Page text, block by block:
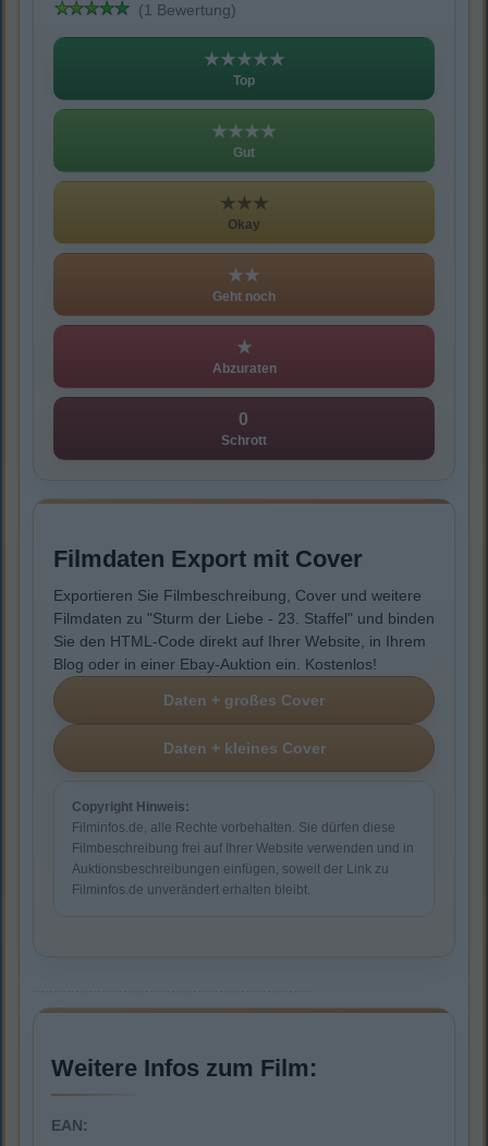
(1 Bewertung)
★★★★★
Top
★★★★
Gut
★★★
Okay
★★
Geht noch
★
Abzuraten
0
Schrott
Filmdaten Export mit Cover
Exportieren Sie Filmbeschreibung, Cover und weitere
Filmdaten zu "Sturm der Liebe - 23. Staffel" und binden
Sie den HTML-Code direkt auf Ihrer Website, in Ihrem
Blog oder in einer Ebay-Auktion ein. Kostenlos!
Copyright Hinweis:
Filminfos.de, alle Rechte vorbehalten. Sie dürfen diese
Filmbeschreibung frei auf Ihrer Website verwenden und in
Auktionsbeschreibungen einfügen, soweit der Link zu
Filminfos.de unverändert erhalten bleibt.
Weitere Infos zum Film:
EAN: